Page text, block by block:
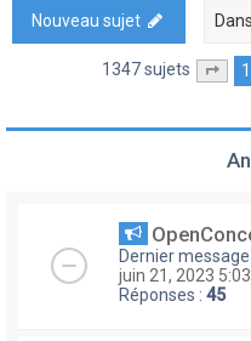
Nouveau sujet
1347 sujets Page
1
Dernier
juin 21, 2023
Réponses : 45